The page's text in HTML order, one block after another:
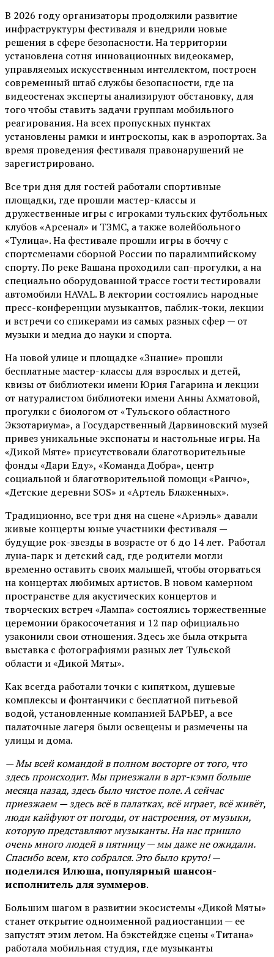
В 2026 году организаторы продолжили развитие
инфраструктуры фестиваля и внедрили новые
решения в сфере безопасности. На территории
установлена сотня инновационных видеокамер,
управляемых искусственным интеллектом, построен
современный штаб службы безопасности, где на
видеостенах эксперты анализируют обстановку, для
того чтобы ставить задачи группам мобильного
реагирования. На всех пропускных пунктах
установлены рамки и интроскопы, как в аэропортах. За
время проведения фестиваля правонарушений не
зарегистрировано.
Все три дня для гостей работали спортивные
площадки, где прошли мастер-классы и
дружественные игры с игроками тульских футбольных
клубов «Арсенал» и ТЗМС, а также волейбольного
«Тулица». На фестивале прошли игры в боччу с
спортсменами сборной России по паралимпийскому
спорту. По реке Вашана проходили сап-прогулки, а на
специально оборудованной трассе гости тестировали
автомобили HAVAL. В лектории состоялись народные
пресс-конференции музыкантов, паблик-токи, лекции
и встречи со спикерами из самых разных сфер — от
музыки и медиа до науки и спорта.
На новой улице и площадке «Знание» прошли
бесплатные мастер-классы для взрослых и детей,
квизы от библиотеки имени Юрия Гагарина и лекции
от натуралистом библиотеки имени Анны Ахматовой,
прогулки с биологом от «Тульского областного
Экзотариума», а Государственный Дарвиновский музей
привез уникальные экспонаты и настольные игры. На
«Дикой Мяте» присутствовали благотворительные
фонды «Дари Еду», «Команда Добра», центр
социальной и благотворительной помощи «Ранчо»,
«Детские деревни SOS» и «Артель Блаженных».
Традиционно, все три дня на сцене«Ариэль» давали
живые концерты юные участники фестиваля —
будущие рок-звезды в возрасте от 6 до 14 лет. Работал
луна-парк и детский сад, где родители могли
временно оставить своих малышей, чтобы оторваться
на концертах любимых артистов. В новом камерном
пространстве для акустических концертов и
творческих встреч «Лампа» состоялись торжественные
церемонии бракосочетания и 12 пар официально
узаконили свои отношения. Здесь же была открыта
выставка с фотографиями разных лет Тульской
области и «Дикой Мяты».
Как всегда работали точки с кипятком, душевые
комплексы и фонтанчики с бесплатной питьевой
водой, установленные компанией БАРЬЕР, а все
палаточные лагеря были освещены и размечены на
улицы и дома.
— Мы всей командой в полном восторге от того, что
здесь происходит. Мы приезжали в арт-кэмп больше
месяца назад, здесь было чистое поле. А сейчас
приезжаем — здесь всё в палатках, всё играет, всё живёт,
люди кайфуют от погоды, от настроения, от музыки,
которую представляют музыканты. На нас пришло
очень много людей в пятницу — мы даже не ожидали.
Спасибо всем, кто собрался. Это было круто!—
поделился Илюша, популярный шансон-
исполнитель для зуммеров.
Большим шагом в развитии экосистемы «Дикой Мяты»
станет открытие одноименной радиостанции — ее
запустят этим летом. На бэкстейдже сцены «Титана»
работала мобильная студия, где музыканты